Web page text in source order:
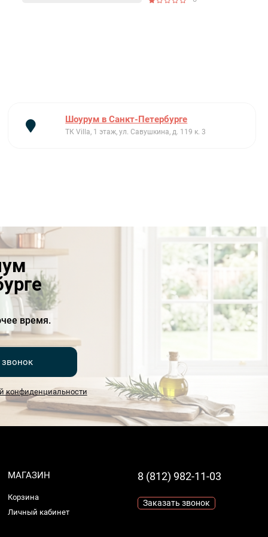
Шоурум в Санкт-Петербурге
ТК Villa, 1 этаж, ул. Савушкина, д. 119 к. 3
время.
звонок
конфиденциальности
МАГАЗИН
Корзина
Личный кабинет
8 (812) 982-11-03
Заказать звонок